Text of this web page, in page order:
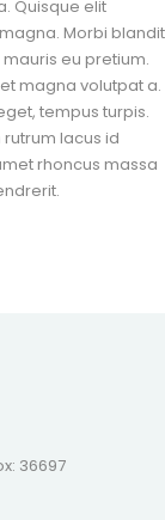
Quisque elit
Morbi blandit
eu pretium.
magna volutpat a.
tempus turpis.
lacus id
rhoncus massa
36697